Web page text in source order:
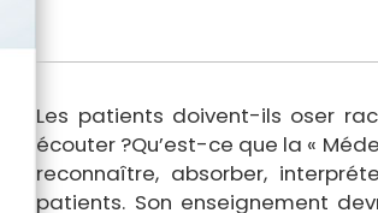
Les patients doivent-ils oser
écouter ?Qu’est-ce que la «
reconnaître, absorber,
patients. Son enseignement